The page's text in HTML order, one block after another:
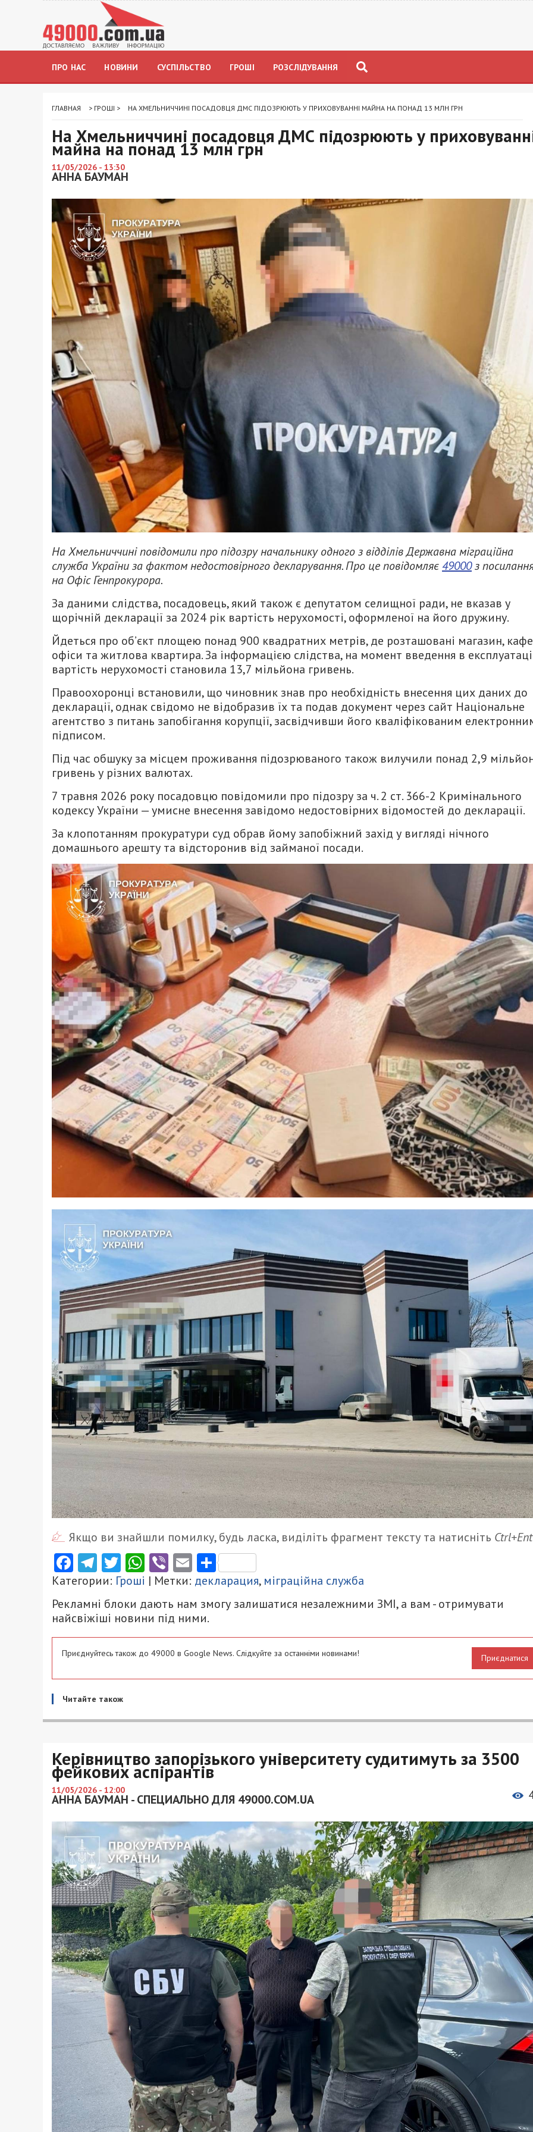
ПРО НАС НОВИНИ СУСПІЛЬСТВО ГРОШІ РОЗСЛІДУВАННЯ
ГЛАВНАЯ > ГРОШІ > НА ХМЕЛЬНИЧЧИНІ ПОСАДОВЦЯ ДМС ПІДОЗРЮЮТЬ У ПРИХОВУВАННІ МАЙНА НА ПОНАД 13 МЛН ГРН
На Хмельниччині посадовця ДМС підозрюють у
майна на понад 13 млн грн
11/05/2026 - 13:30
АННА БАУМАН
На Хмельниччині повідомили про підозру начальнику одного з відділівДержавна міграційна
служба Україниза фактом недостовірного декларування. Про це повідомляє49000з
на Офіс Генпрокурора.
За даними слідства, посадовець, який також є депутатом селищної ради, не вказав у
щорічній декларації за 2024 рік вартість нерухомості, оформленої на його дружину.
Йдеться про об’єкт площею понад 900 квадратних метрів, де розташовані магазин,
офіси та житлова квартира. За інформацією слідства, на момент введення в
вартість нерухомості становила 13,7 мільйона гривень.
Правоохоронці встановили, що чиновник знав про необхідність внесення цих даних до
декларації, однак свідомо не відобразив їх та подав документ через сайт Національне
агентство з питань запобігання корупції, засвідчивши його кваліфікованим
підписом.
Під час обшуку за місцем проживання підозрюваного також вилучили понад 2,9
гривень у різних валютах.
7 травня 2026 року посадовцю повідомили про підозру за ч. 2 ст. 366-2 Кримінального
кодексу України — умисне внесення завідомо недостовірних відомостей до декларації.
За клопотанням прокуратури суд обрав йому запобіжний захід у вигляді нічного
домашнього арешту та відсторонив від займаної посади.
Якщо ви знайшли помилку, будь ласка, виділіть фрагмент тексту та натисніть
Facebook
Telegram
Twitter
WhatsApp
ViberEmailПоділитися
Категории: Гроші | Метки: декларация, міграційна служба
Рекламні блоки дають нам змогу залишатися незалежними ЗМІ, а вам - отримувати
найсвіжіші новини під ними.
Приєднуйтесь також до 49000 в Google News. Слідкуйте за останніми новинами! Приєднатися
Читайте також
Керівництво запорізького університету судитимуть за 3500
фейкових аспірантів
11/05/2026 - 12:00
АННА БАУМАН - СПЕЦИАЛЬНО ДЛЯ 49000.COM.UA